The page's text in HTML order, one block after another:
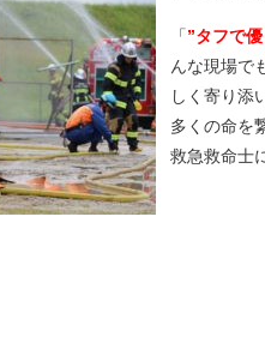
「”タフで
んな現場で
しく寄り添
多くの命を
救急救命士